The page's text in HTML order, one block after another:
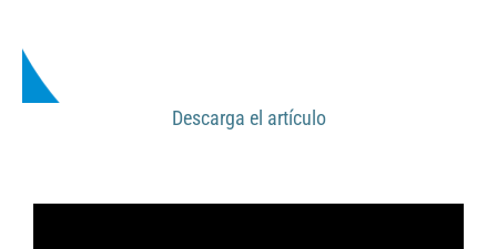
Descarga el artículo